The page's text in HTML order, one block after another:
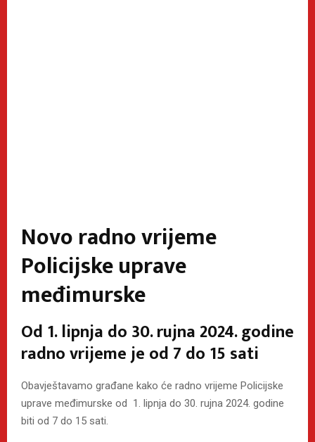
Novo radno vrijeme
Policijske uprave
međimurske
Od 1. lipnja do 30. rujna 2024. godine
radno vrijeme je od 7 do 15 sati
Obavještavamo građane kako će radno vrijeme Policijske
uprave međimurske od 1. lipnja do 30. rujna 2024. godine
biti od 7 do 15 sati.